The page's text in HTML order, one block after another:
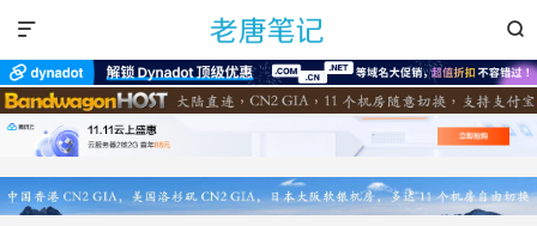

